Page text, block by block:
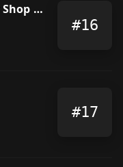
Kaderníctvo a Barber Shop BEATT
#16
#17